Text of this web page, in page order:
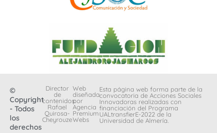
©
Copyright
- Todos
los
derechos
Director
de
contenidos:
Rafael
Quirosa-
Cheyrouze
Web
diseñada
por
Agencia
Premium
Webs
Esta página web forma parte de la
convocatoria de Acciones Sociales
Innovadoras realizadas con
financiación del Programa
UALtransfierE-2022 de la
Universidad de Almería.